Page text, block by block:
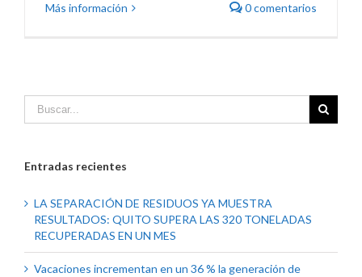
Más información 0 comentarios
Entradas recientes
LA SEPARACIÓN DE RESIDUOS YA MUESTRA
RESULTADOS: QUITO SUPERA LAS 320 TONELADAS
RECUPERADAS EN UN MES
Vacaciones incrementan en un 36 % la generación de